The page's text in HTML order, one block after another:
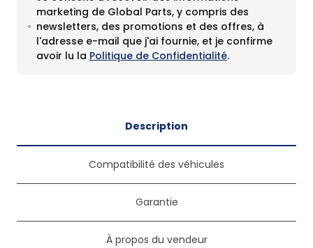
marketing de Global Parts, y compris des
newsletters, des promotions et des offres, à
l'adresse e-mail que j'ai fournie, et je confirme
avoir lu la Politique de Confidentialité.
Description
Compatibilité des véhicules
Garantie
À propos du vendeur